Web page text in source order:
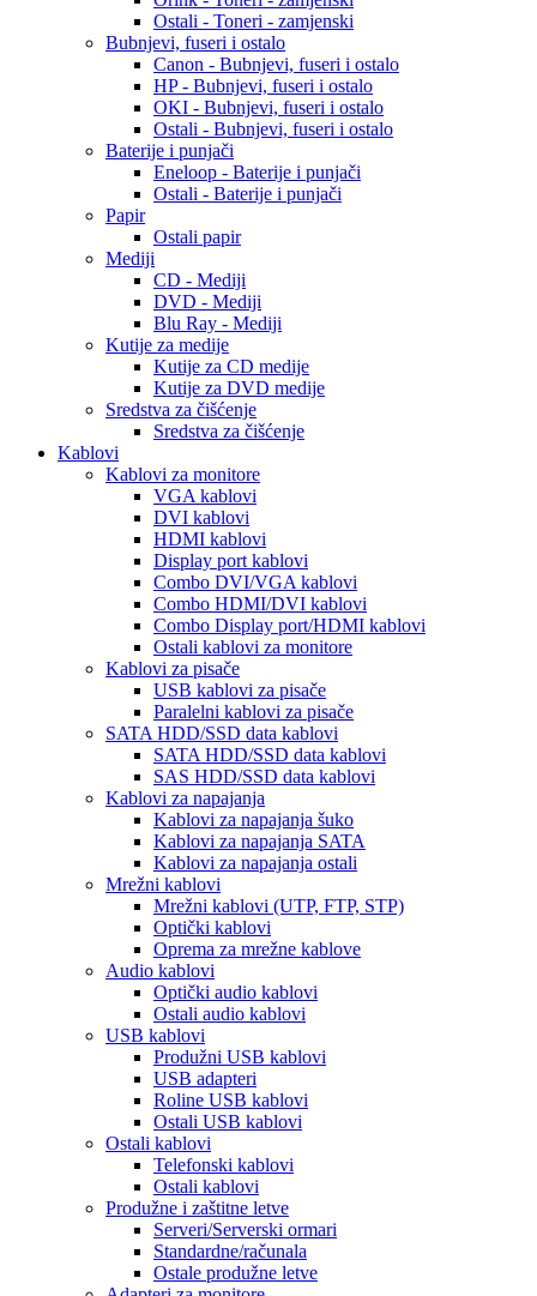
Ostali - Toneri - zamjenski
Bubnjevi, fuseri i ostalo
Canon - Bubnjevi, fuseri i ostalo
HP - Bubnjevi, fuseri i ostalo
OKI - Bubnjevi, fuseri i ostalo
Ostali - Bubnjevi, fuseri i ostalo
Baterije i punjači
Eneloop - Baterije i punjači
Ostali - Baterije i punjači
Papir
Ostali papir
Mediji
CD - Mediji
DVD - Mediji
Blu Ray - Mediji
Kutije za medije
Kutije za CD medije
Kutije za DVD medije
Sredstva za čišćenje
Sredstva za čišćenje
Kablovi
Kablovi za monitore
VGA kablovi
DVI kablovi
HDMI kablovi
Display port kablovi
Combo DVI/VGA kablovi
Combo HDMI/DVI kablovi
Combo Display port/HDMI kablovi
Ostali kablovi za monitore
Kablovi za pisače
USB kablovi za pisače
Paralelni kablovi za pisače
SATA HDD/SSD data kablovi
SATA HDD/SSD data kablovi
SAS HDD/SSD data kablovi
Kablovi za napajanja
Kablovi za napajanja šuko
Kablovi za napajanja SATA
Kablovi za napajanja ostali
Mrežni kablovi
Mrežni kablovi (UTP, FTP, STP)
Optički kablovi
Oprema za mrežne kablove
Audio kablovi
Optički audio kablovi
Ostali audio kablovi
USB kablovi
Produžni USB kablovi
USB adapteri
Roline USB kablovi
Ostali USB kablovi
Ostali kablovi
Telefonski kablovi
Ostali kablovi
Produžne i zaštitne letve
Serveri/Serverski ormari
Standardne/računala
Ostale produžne letve